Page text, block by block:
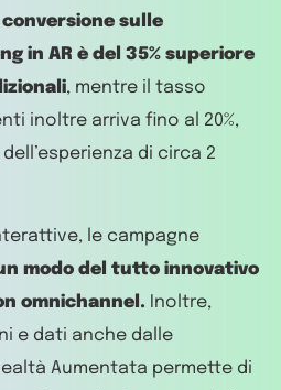
sulle
in AR è del 35% superiore
, mentre il tasso
inoltre arriva fino al 20%,
di circa 2
le campagne
modo del tutto innovativo
omnichannel. Inoltre,
e dati anche dalle
Aumentata permette di